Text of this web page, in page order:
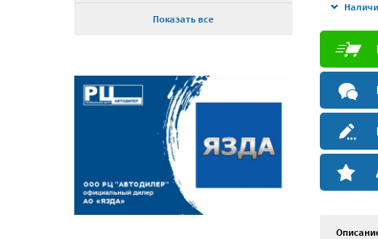
Показать все